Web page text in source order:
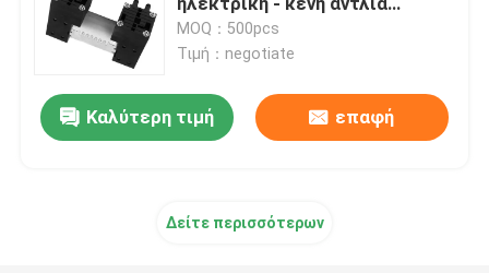
Σπίτι
διαφραγμάτων 15LPM μίνι
MOQ：500pcs
Τιμή：negotiate
Καλύτερη τιμή επαφή
Δείτε περισσότερων